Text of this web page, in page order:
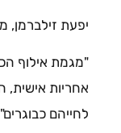
יפעת זילברמן,
"מגמת אילוף
אחריות אישית,
לחייהם